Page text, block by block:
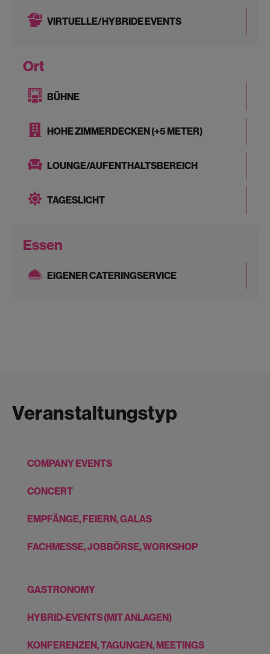
VIRTUELLE/HYBRIDE EVENTS
Ort
BÜHNE
HOHE ZIMMERDECKEN (+5 METER)
LOUNGE/AUFENTHALTSBEREICH
TAGESLICHT
Essen
EIGENER CATERINGSERVICE
Veranstaltungstyp
COMPANY EVENTS
CONCERT
EMPFÄNGE, FEIERN, GALAS
FACHMESSE, JOBBÖRSE, WORKSHOP
GASTRONOMY
HYBRID-EVENTS (MIT ANLAGEN)
KONFERENZEN, TAGUNGEN, MEETINGS